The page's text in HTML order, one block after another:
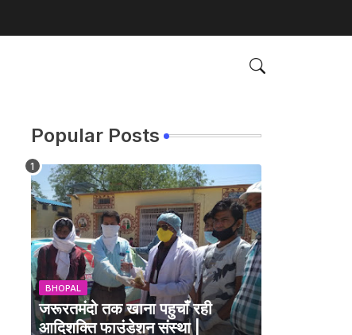
Popular Posts
BHOPAL
जरूरतमंदो तक खाना पहुचाँ रही
आदिशक्ति फाउंडेशन संस्था |